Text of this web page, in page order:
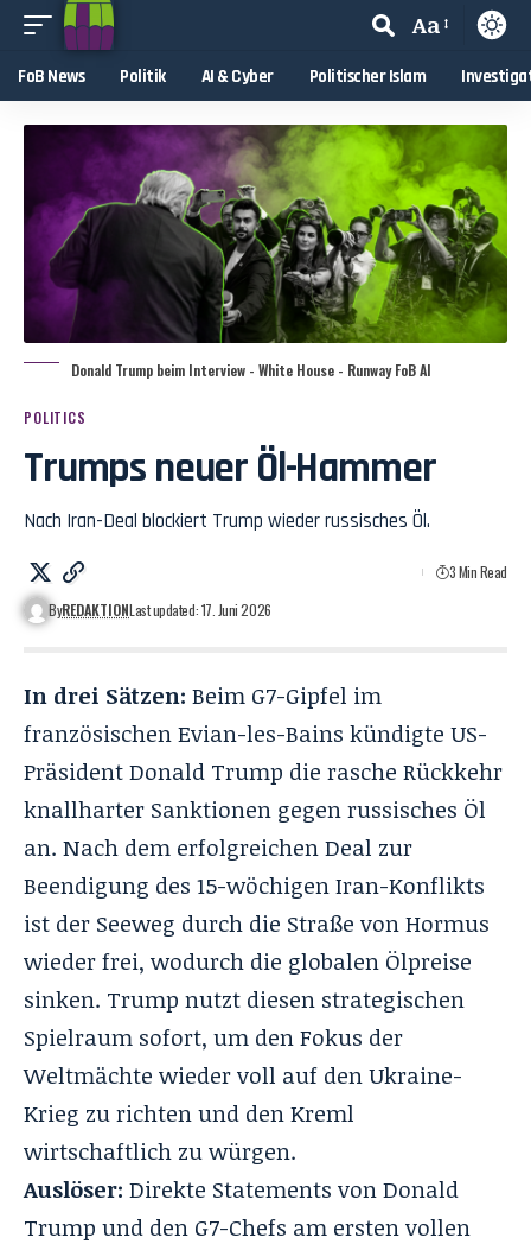
Aa
FoB News Politik AI & Cyber Politischer Islam
Donald Trump beim Interview - White House - Runway FoB AI
POLITICS
Trumps neuer Öl-Hammer
Nach Iran-Deal blockiert Trump wieder russisches Öl.
ByREDAKTIONLast updated: 17. Juni 2026
3 Min Read
In drei Sätzen: Beim G7-Gipfel im
französischen Evian-les-Bains kündigte US-
Präsident Donald Trump die rasche Rückkehr
knallharter Sanktionen gegen russisches Öl
an. Nach dem erfolgreichen Deal zur
Beendigung des 15-wöchigen Iran-Konflikts
ist der Seeweg durch die Straße von Hormus
wieder frei, wodurch die globalen Ölpreise
sinken. Trump nutzt diesen strategischen
Spielraum sofort, um den Fokus der
Weltmächte wieder voll auf den Ukraine-
Krieg zu richten und den Kreml
wirtschaftlich zu würgen.
Auslöser: Direkte Statements von Donald
Trump und den G7-Chefs am ersten vollen